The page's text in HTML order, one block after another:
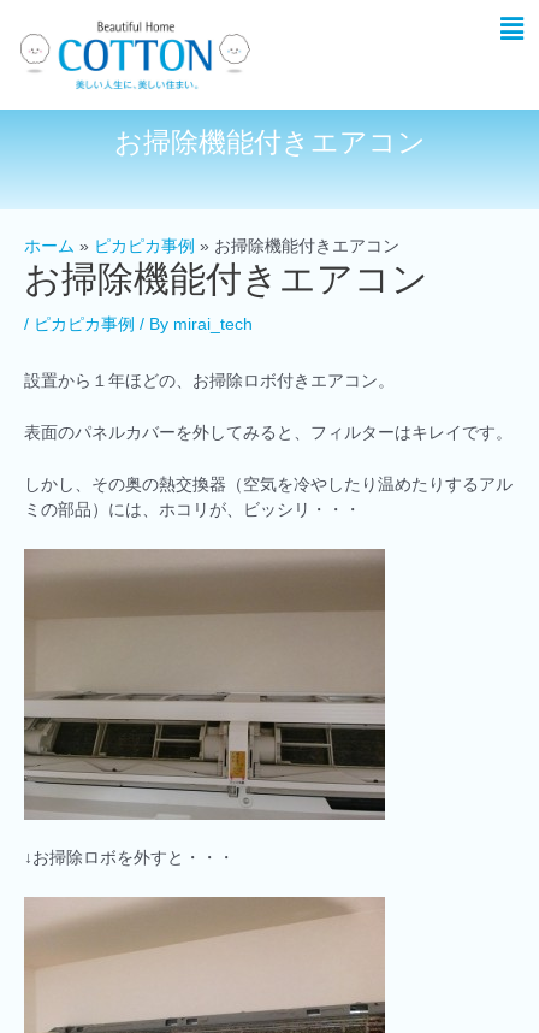
お掃除機能付きエアコン
ホーム ピカピカ事例 お掃除機能付きエアコン
お掃除機能付きエアコン
/ ピカピカ事例 / By mirai_tech
設置から１年ほどの、お掃除ロボ付きエアコン。
表面のパネルカバーを外してみると、フィルターはキレイです。
しかし、その奥の熱交換器（空気を冷やしたり温めたりするアル
ミの部品）には、ホコリが、ビッシリ・・・
↓お掃除ロボを外すと・・・